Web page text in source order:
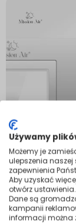
Używamy
Możemy je
ulepszenia naszej
zapewnienia
Aby uzyskać
otwórz ustawienia.
Dane są
kampanii
informacji można